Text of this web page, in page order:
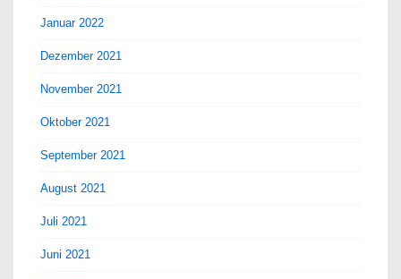
Januar 2022
Dezember 2021
November 2021
Oktober 2021
September 2021
August 2021
Juli 2021
Juni 2021